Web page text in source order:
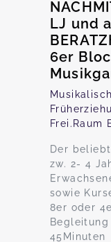
LJ und
6er
Frei.Raum
Der
zw. 2- 4
sowie
8er oder
Begleitung
45Minuten